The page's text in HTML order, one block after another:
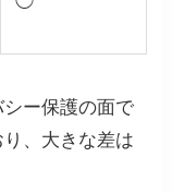
ー保護の面で
、大きな差は